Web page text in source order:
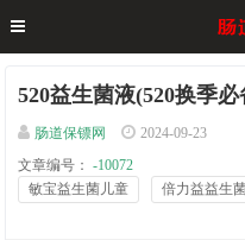
520益生菌液(520换季
肠道保镖网
2024-09-23
文章编号：
-10072
敏宝益生菌儿童
倍力益益生